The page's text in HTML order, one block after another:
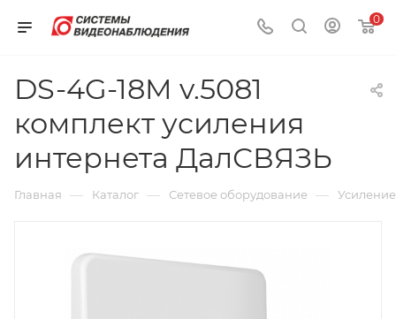
0
DS-4G-18M v.5081
комплект усиления
интернета ДалСВЯЗЬ
Главная — Каталог — Сетевое оборудование —